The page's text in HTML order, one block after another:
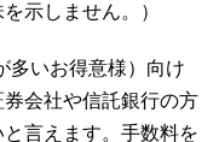
示しません。）
多いお得意様）向け
会社や信託銀行の方
言えます。手数料を